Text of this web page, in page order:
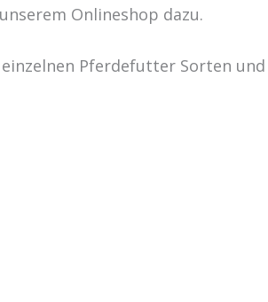
Onlineshop dazu.
Pferdefutter Sorten und